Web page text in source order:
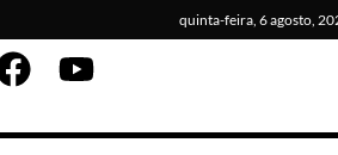
quinta-feira, 6 agosto,